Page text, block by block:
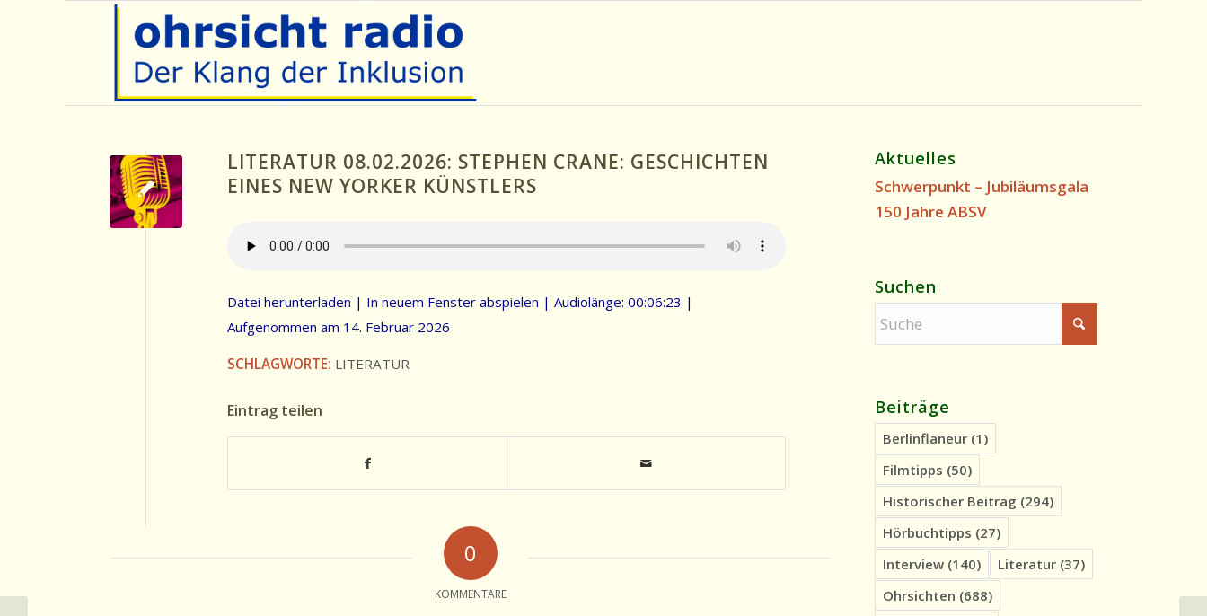
LITERATUR 08.02.2026: STEPHEN CRANE: GESCHICHTEN
EINES NEW YORKER KÜNSTLERS
Datei herunterladen | In neuem Fenster abspielen | Audiolänge: 00:06:23 |
Aufgenommen am 14. Februar 2026
SCHLAGWORTE: LITERATUR
Eintrag teilen
0
KOMMENTARE
Aktuelles
Schwerpunkt – Jubiläumsgala
150 Jahre ABSV
Suchen
Beiträge
Berlinflaneur (1)
Filmtipps (50)
Historischer Beitrag (294)
Hörbuchtipps (27)
Interview (140) Literatur (37)
Ohrsichten (688)